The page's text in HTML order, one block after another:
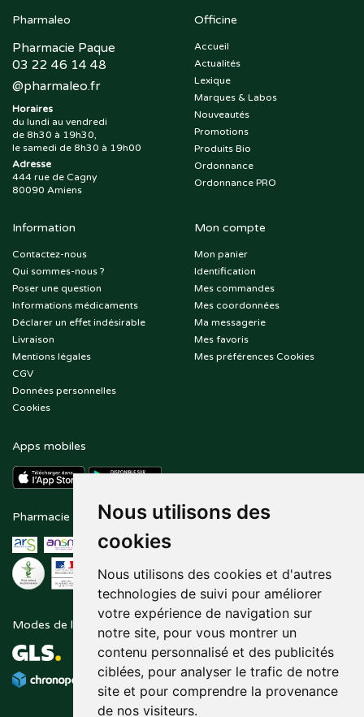
Nous utilisons des
cookies
Nous utilisons des cookies et d'autres
technologies de suivi pour améliorer
votre expérience de navigation sur
notre site, pour vous montrer un
contenu personnalisé et des publicités
ciblées, pour analyser le trafic de notre
site et pour comprendre la provenance
de nos visiteurs.
Pharmaleo
Pharmacie Paque
03 22 46 14 48
@pharmaleo.fr
Horaires
du lundi au vendredi
de 8h30 à 19h30,
le samedi de 8h30 à 19h00
Adresse
444 rue de Cagny
80090 Amiens
Officine
Accueil
Actualités
Lexique
Marques & Labos
Nouveautés
Promotions
Produits Bio
Ordonnance
Ordonnance PRO
Information
Contactez-nous
Qui sommes-nous ?
Poser une question
Informations médicaments
Déclarer un effet indésirable
Livraison
Mentions légales
CGV
Données personnelles
Cookies
Mon compte
Mon panier
Identification
Mes commandes
Mes coordonnées
Ma messagerie
Mes favoris
Mes préférences Cookies
Apps mobiles
Pharmacie en ligne agréée Paiement sécurisé
Modes de livraison Suivez-nous sur